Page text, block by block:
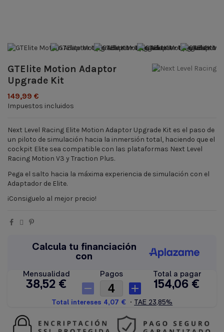
GTElite Motion Adaptor
Upgrade Kit
149,99 €
Impuestos incluidos
Next Level Racing Elite Motion Adaptor Upgrade Kit es el paso de
un piloto de simulación hacia la inmersión total, haciendo que el
cockpit Elite sea compatible con las plataformas Next Level
Racing Motion V3 y Traction Plus.
Pega el salto hacia la máxima experiencia de simulación con el
Adaptador de Elite.
¡Consiguelo al mejor precio!